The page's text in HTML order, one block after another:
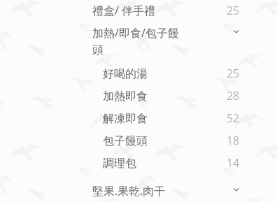
禮盒/ 伴手禮
25
加熱/即食/包子饅
頭
好喝的湯
25
加熱即食
28
解凍即食
52
包子饅頭
18
調理包
14
堅果.果乾.肉干